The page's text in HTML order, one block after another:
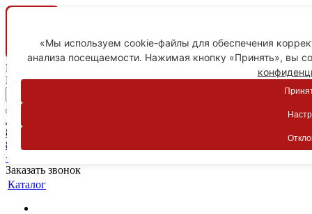
Ваш город
Пятигорск
Личный кабинет
8-800-775-59-89
8-800-775-59-89
+7 918 754-83-77
Заказать звонок
Каталог
«Мы используем cookie-файлы для обеспечения
анализа посещаемости. Нажимая кнопку «Принять», вы